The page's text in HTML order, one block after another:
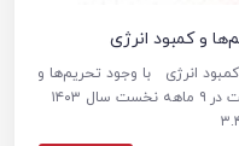
و کمبود انرژی
انرژی با وجود تحریم‌ها و
چالش‌های اقتصادی، پتروشیمی مارون توانست در ۹ ماهه نخست سال ۱۴۰۳